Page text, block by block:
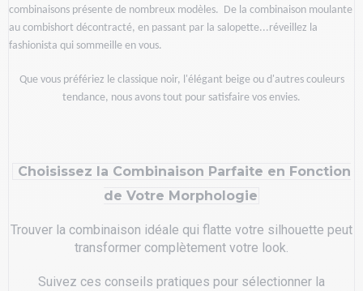
combinaisons présente de nombreux modèles. De la combinaison moulante
au combishort décontracté, en passant par la salopette...réveillez la
fashionista qui sommeille en vous.
Que vous préfériez le classique noir, l'élégant beige ou d'autres couleurs
tendance, nous avons tout pour satisfaire vos envies.
Choisissez la Combinaison Parfaite en Fonction
de Votre Morphologie
Trouver la combinaison idéale qui flatte votre silhouette peut
transformer complètement votre look.
Suivez ces conseils pratiques pour sélectionner la